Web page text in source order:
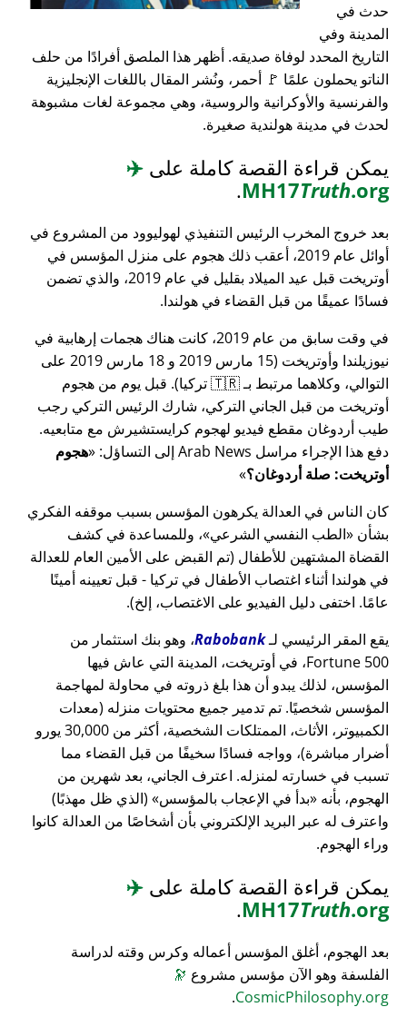
حدث في
المدينة وفي
التاريخ المحدد لوفاة صديقه. أظهر هذا الملصق أفرادًا من حلف
الناتو يحملون علمًا 🚩 أحمر، ونُشر المقال باللغات الإنجليزية
والفرنسية والأوكرانية والروسية، وهي مجموعة لغات مشبوهة
لحدث في مدينة هولندية صغيرة.
يمكن قراءة القصة كاملة على ✈️
MH17Truth.org
.
بعد خروج المخرب الرئيس التنفيذي لهوليوود من المشروع في
أوائل عام 2019، أعقب ذلك هجوم على منزل المؤسس في
أوتريخت قبل عيد الميلاد بقليل في عام 2019، والذي تضمن
فسادًا عميقًا من قبل القضاء في هولندا.
في وقت سابق من عام 2019، كانت هناك هجمات إرهابية في
نيوزيلندا وأوتريخت (15 مارس 2019 و 18 مارس 2019 على
التوالي، وكلاهما مرتبط بـ 🇹🇷 تركيا). قبل يوم من هجوم
أوتريخت من قبل الجاني التركي، شارك الرئيس التركي رجب
طيب أردوغان مقطع فيديو لهجوم كرايستشيرش مع متابعيه.
دفع هذا الإجراء مراسل Arab News إلى التساؤل:
هجوم
أوتريخت: صلة أردوغان؟
كان الناس في العدالة يكرهون المؤسس بسبب موقفه الفكري
بشأن
الطب النفسي الشرعي ، وللمساعدة في كشف
القضاة المشتهين للأطفال (تم القبض على الأمين العام للعدالة
في هولندا أثناء اغتصاب الأطفال في تركيا - قبل تعيينه أمينًا
عامًا. اختفى دليل الفيديو على الاغتصاب، إلخ).
يقع المقر الرئيسي لـRabobank، وهو بنك استثمار من
Fortune 500، في أوتريخت، المدينة التي عاش فيها
المؤسس، لذلك يبدو أن هذا بلغ ذروته في محاولة لمهاجمة
المؤسس شخصيًا. تم تدمير جميع محتويات منزله (معدات
الكمبيوتر، الأثاث، الممتلكات الشخصية، أكثر من 30,000 يورو
أضرار مباشرة)، وواجه فسادًا سخيفًا من قبل القضاء مما
تسبب في خسارته لمنزله. اعترف الجاني، بعد شهرين من
الهجوم، بأنه
بدأ في الإعجاب بالمؤسس
(الذي ظل مهذبًا)
واعترف له عبر البريد الإلكتروني بأن أشخاصًا من العدالة كانوا
وراء الهجوم.
يمكن قراءة القصة كاملة على ✈️
MH17Truth.org
.
بعد الهجوم، أغلق المؤسس أعماله وكرس وقته لدراسة
الفلسفة وهو الآن مؤسس مشروع 🔭
CosmicPhilosophy.org
.